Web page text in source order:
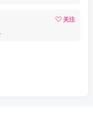
关注